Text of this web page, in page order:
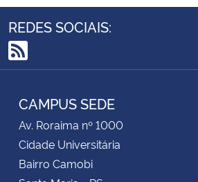
REDES SOCIAIS:
RSS
CAMPUS SEDE
Av. Roraima nº 1000
Cidade Universitária
Bairro Camobi